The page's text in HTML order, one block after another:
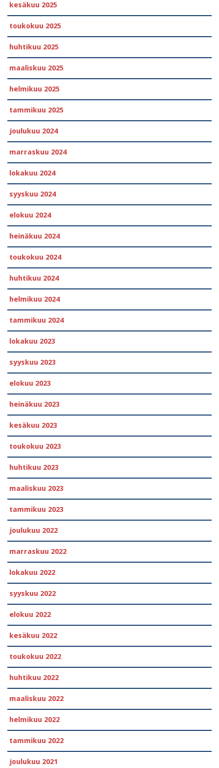
kesäkuu 2025
toukokuu 2025
huhtikuu 2025
maaliskuu 2025
helmikuu 2025
tammikuu 2025
joulukuu 2024
marraskuu 2024
lokakuu 2024
syyskuu 2024
elokuu 2024
heinäkuu 2024
toukokuu 2024
huhtikuu 2024
helmikuu 2024
tammikuu 2024
lokakuu 2023
syyskuu 2023
elokuu 2023
heinäkuu 2023
kesäkuu 2023
toukokuu 2023
huhtikuu 2023
maaliskuu 2023
tammikuu 2023
joulukuu 2022
marraskuu 2022
lokakuu 2022
syyskuu 2022
elokuu 2022
kesäkuu 2022
toukokuu 2022
huhtikuu 2022
maaliskuu 2022
helmikuu 2022
tammikuu 2022
joulukuu 2021